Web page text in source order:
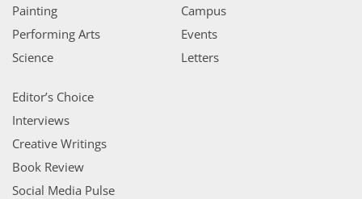
Painting
Performing Arts
Science
Campus
Events
Letters
Editor’s Choice
Interviews
Creative Writings
Book Review
Social Media Pulse